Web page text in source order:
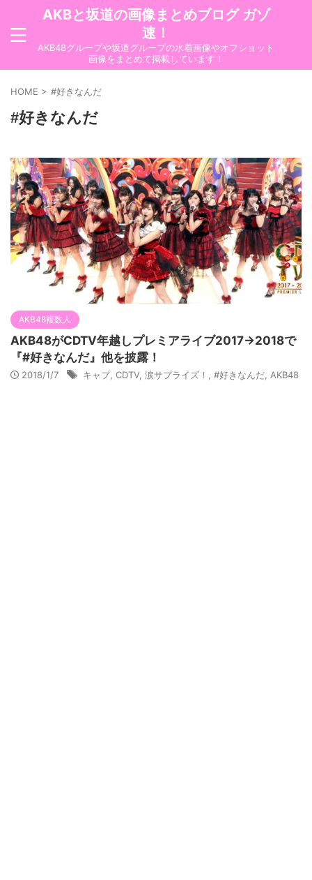
AKBと坂道の画像まとめブログ ガゾ
速！
AKB48グループや坂道グループの水着画像やオフショット
画像をまとめて掲載しています！
HOME > #好きなんだ
#好きなんだ
AKB48複数人
AKB48がCDTV年越しプレミアライブ2017→2018で
『#好きなんだ』他を披露！
2018/1/7 キャプ, CDTV, 涙サプライズ！ #好きなんだ AKB48